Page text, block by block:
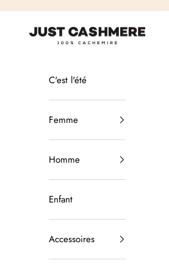
Just Cashmere
C'est l'été
Femme
Homme
Enfant
Accessoires